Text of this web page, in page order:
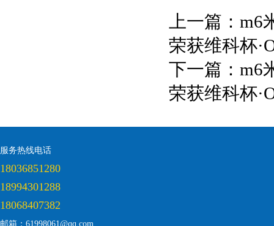
上一篇： m6
荣获维科杯
下一篇： m6
荣获维科杯
服务热线电话
18036851280
18994301288
18068407382
邮箱：61998061@qq.com